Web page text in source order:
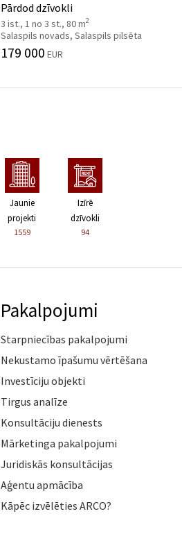
Pārdod dzīvokli
3 ist., 1 no 3 st., 80 m2
Salaspils novads, Salaspils pilsēta
179 000 EUR
Jaunie
projekti
1559
Izīrē
dzīvokli
94
Pakalpojumi
Starpniecības pakalpojumi
Nekustamo īpašumu vērtēšana
Investīciju objekti
Tirgus analīze
Konsultāciju dienests
Mārketinga pakalpojumi
Juridiskās konsultācijas
Aģentu apmācība
Kāpēc izvēlēties ARCO?